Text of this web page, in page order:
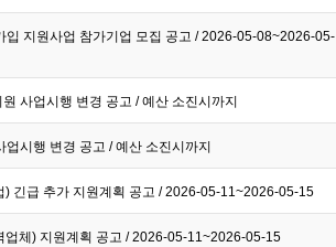
지원사업 참가기업 모집 공고 / 2026-05-08~2026-05-
사업시행 변경 공고 / 예산 소진시까지
시행 변경 공고 / 예산 소진시까지
긴급 추가 지원계획 공고 / 2026-05-11~2026-05-15
업체) 지원계획 공고 / 2026-05-11~2026-05-15